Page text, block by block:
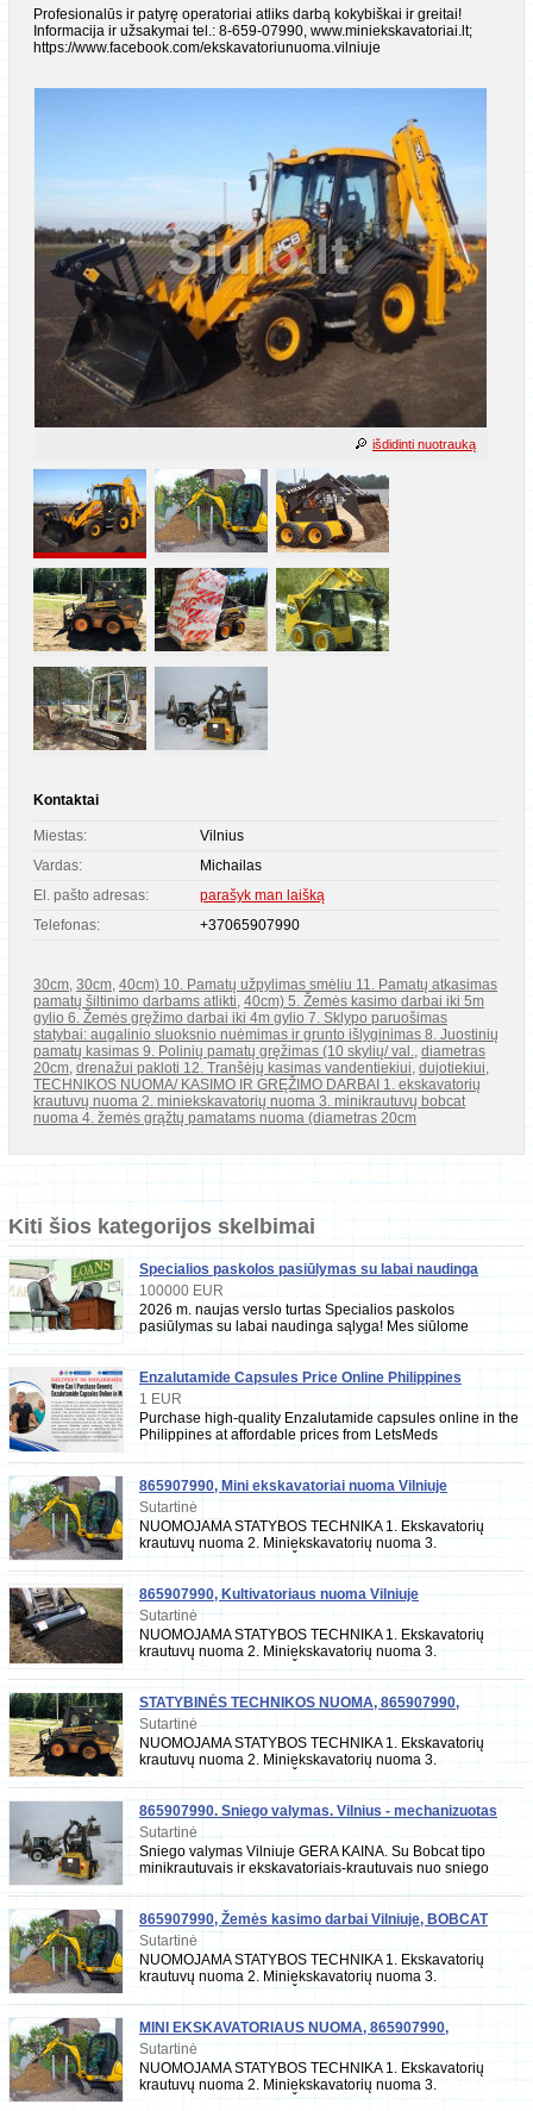
Profesionalūs ir patyrę operatoriai atliks darbą kokybiškai ir greitai!
Informacija ir užsakymai tel.: 8-659-07990, www.miniekskavatoriai.lt;
https://www.facebook.com/ekskavatoriunuoma.vilniuje
išdidinti nuotrauką
Kontaktai
Miestas:
Vilnius
Vardas:
Michailas
El. pašto adresas:
parašyk man laišką
Telefonas:
+37065907990
30cm, 30cm, 40cm) 10. Pamatų užpylimas smėliu 11. Pamatų atkasimas
pamatų šiltinimo darbams atlikti, 40cm) 5. Žemės kasimo darbai iki 5m
gylio 6. Žemės gręžimo darbai iki 4m gylio 7. Sklypo paruošimas
statybai: augalinio sluoksnio nuėmimas ir grunto išlyginimas 8. Juostinių
pamatų kasimas 9. Polinių pamatų gręžimas (10 skylių/ val., diametras
20cm, drenažui pakloti 12. Tranšėjų kasimas vandentiekiui, dujotiekiui,
TECHNIKOS NUOMA/ KASIMO IR GRĘŽIMO DARBAI 1. ekskavatorių
krautuvų nuoma 2. miniekskavatorių nuoma 3. minikrautuvų bobcat
nuoma 4. žemės grąžtų pamatams nuoma (diametras 20cm
Kiti šios kategorijos skelbimai
Specialios paskolos pasiūlymas su labai naudinga
sąlyga
100000 EUR
2026 m. naujas verslo turtas Specialios paskolos
pasiūlymas su labai naudinga sąlyga! Mes siūlome
Enzalutamide Capsules Price Online Philippines
1 EUR
Purchase high-quality Enzalutamide capsules online in the
Philippines at affordable prices from LetsMeds
865907990, Mini ekskavatoriai nuoma Vilniuje
Sutartinė
NUOMOJAMA STATYBOS TECHNIKA 1. Ekskavatorių
krautuvų nuoma 2. Miniekskavatorių nuoma 3.
15cm, 20cm
865907990, Kultivatoriaus nuoma Vilniuje
Sutartinė
NUOMOJAMA STATYBOS TECHNIKA 1. Ekskavatorių
krautuvų nuoma 2. Miniekskavatorių nuoma 3.
15cm, 20cm
STATYBINĖS TECHNIKOS NUOMA, 865907990,
BOBCAT NUOMA
Sutartinė
NUOMOJAMA STATYBOS TECHNIKA 1. Ekskavatorių
krautuvų nuoma 2. Miniekskavatorių nuoma 3.
Minikrautuvų nuoma 4. Žemės grąžtų nuoma (diametras
15cm, 20cm
865907990. Sniego valymas. Vilnius - mechanizuotas
Sutartinė
Sniego valymas Vilniuje GERA KAINA. Su Bobcat tipo
minikrautuvais ir ekskavatoriais-krautuvais nuo sniego
865907990, Žemės kasimo darbai Vilniuje, BOBCAT
NUOMA
Sutartinė
NUOMOJAMA STATYBOS TECHNIKA 1. Ekskavatorių
krautuvų nuoma 2. Miniekskavatorių nuoma 3.
15cm, 20cm
MINI EKSKAVATORIAUS NUOMA, 865907990,
EKSKAVATORIŲ NUOMA
Sutartinė
NUOMOJAMA STATYBOS TECHNIKA 1. Ekskavatorių
krautuvų nuoma 2. Miniekskavatorių nuoma 3.
Minikrautuvų nuoma 4. Žemės grąžtų nuoma (diametras